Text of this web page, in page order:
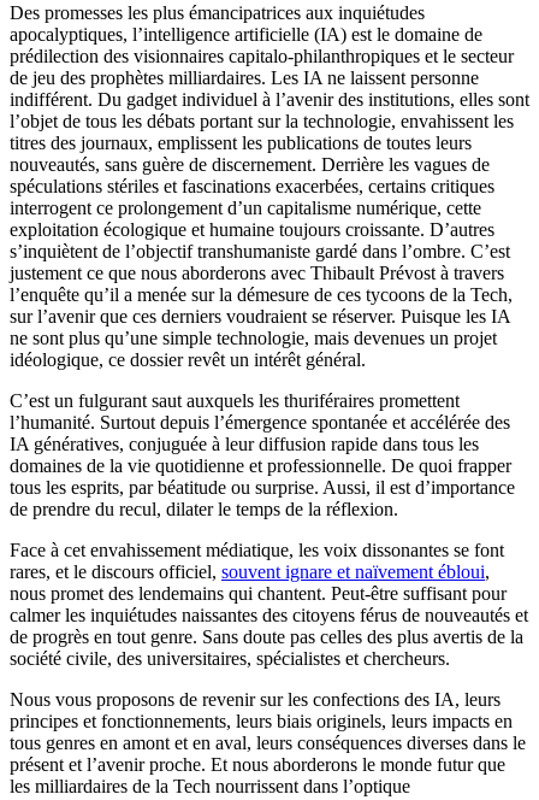
Des promesses les plus émancipatrices aux inquiétudes
apocalyptiques, l’intelligence artificielle (IA) est le domaine de
prédilection des visionnaires capitalo-philanthropiques et le secteur
de jeu des prophètes milliardaires. Les IA ne laissent personne
indifférent. Du gadget individuel à l’avenir des institutions, elles sont
l’objet de tous les débats portant sur la technologie, envahissent les
titres des journaux, emplissent les publications de toutes leurs
nouveautés, sans guère de discernement. Derrière les vagues de
spéculations stériles et fascinations exacerbées, certains critiques
interrogent ce prolongement d’un capitalisme numérique, cette
exploitation écologique et humaine toujours croissante. D’autres
s’inquiètent de l’objectif transhumaniste gardé dans l’ombre. C’est
justement ce que nous aborderons avec Thibault Prévost à travers
l’enquête qu’il a menée sur la démesure de ces tycoons de la Tech,
sur l’avenir que ces derniers voudraient se réserver. Puisque les IA
ne sont plus qu’une simple technologie, mais devenues un projet
idéologique, ce dossier revêt un intérêt général.
C’est un fulgurant saut auxquels les thuriféraires promettent
l’humanité. Surtout depuis l’émergence spontanée et accélérée des
IA génératives, conjuguée à leur diffusion rapide dans tous les
domaines de la vie quotidienne et professionnelle. De quoi frapper
tous les esprits, par béatitude ou surprise. Aussi, il est d’importance
de prendre du recul, dilater le temps de la réflexion.
Face à cet envahissement médiatique, les voix dissonantes se font
rares, et le discours officiel, souvent ignare et naïvement ébloui,
nous promet des lendemains qui chantent. Peut-être suffisant pour
calmer les inquiétudes naissantes des citoyens férus de nouveautés et
de progrès en tout genre. Sans doute pas celles des plus avertis de la
société civile, des universitaires, spécialistes et chercheurs.
Nous vous proposons de revenir sur les confections des IA, leurs
principes et fonctionnements, leurs biais originels, leurs impacts en
tous genres en amont et en aval, leurs conséquences diverses dans le
présent et l’avenir proche. Et nous aborderons le monde futur que
les milliardaires de la Tech nourrissent dans l’optique